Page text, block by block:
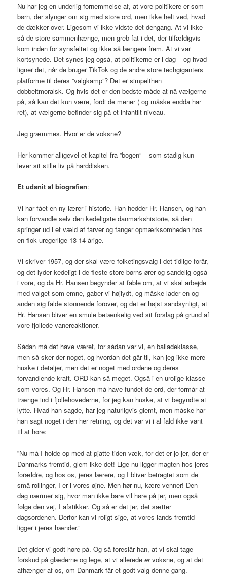
Nu har jeg en underlig fornemmelse af, at vore politikere er som
børn, der slynger om sig med store ord, men ikke helt ved, hvad
de dækker over. Ligesom vi ikke vidste det dengang. At vi ikke
så de store sammenhænge, men greb fat i det, der tilfældigvis
kom inden for synsfeltet og ikke så længere frem. At vi var
kortsynede. Det synes jeg også, at politikerne er i dag – og hvad
ligner det, når de bruger TikTok og de andre store techgiganters
platforme til deres ”valgkamp”? Det er simpelthen
dobbeltmoralsk. Og hvis det er den bedste måde at nå vælgerne
på, så kan det kun være, fordi de mener ( og måske endda har
ret), at vælgerne befinder sig på et infantilt niveau.
Jeg græmmes. Hvor er de voksne?
Her kommer alligevel et kapitel fra ”bogen” – som stadig kun
lever sit stille liv på harddisken.
Et udsnit af biografien:
Vi har fået en ny lærer i historie. Han hedder Hr. Hansen, og han
kan forvandle selv den kedeligste danmarkshistorie, så den
springer ud i et væld af farver og fanger opmærksomheden hos
en flok uregerlige 13-14-årige.
Vi skriver 1957, og der skal være folketingsvalg i det tidlige forår,
og det lyder kedeligt i de fleste store børns ører og sandelig også
i vore, og da Hr. Hansen begynder at fable om, at vi skal arbejde
med valget som emne, gaber vi højlydt, og måske lader en og
anden sig falde stønnende forover, og det er højst sandsynligt, at
Hr. Hansen bliver en smule betænkelig ved sit forslag på grund af
vore fjollede vanereaktioner.
Sådan må det have været, for sådan var vi, en balladeklasse,
men så sker der noget, og hvordan det går til, kan jeg ikke mere
huske i detaljer, men det er noget med ordene og deres
forvandlende kraft. ORD kan så meget. Også i en urolige klasse
som vores. Og Hr. Hansen må have fundet de ord, der formår at
trænge ind i fjollehovederne, for jeg kan huske, at vi begyndte at
lytte. Hvad han sagde, har jeg naturligvis glemt, men måske har
han sagt noget i den her retning, og det var vi i al fald ikke vant
til at høre:
”Nu må I holde op med at pjatte tiden væk, for det er jo jer, der er
Danmarks fremtid, glem ikke det! Lige nu ligger magten hos jeres
forældre, og hos os, jeres lærere, og I bliver betragtet som de
små rollinger, I er i vores øjne. Men hør nu, kære venner! Den
dag nærmer sig, hvor man ikke bare vil høre på jer, men også
følge den vej, I afstikker. Og så er det jer, det sætter
dagsordenen. Derfor kan vi roligt sige, at vores lands fremtid
ligger i jeres hænder.”
Det gider vi godt høre på. Og så foreslår han, at vi skal tage
forskud på glæderne og lege, at vi alleredeervoksne, og at det
afhænger af os, om Danmark får et godt valg denne gang.